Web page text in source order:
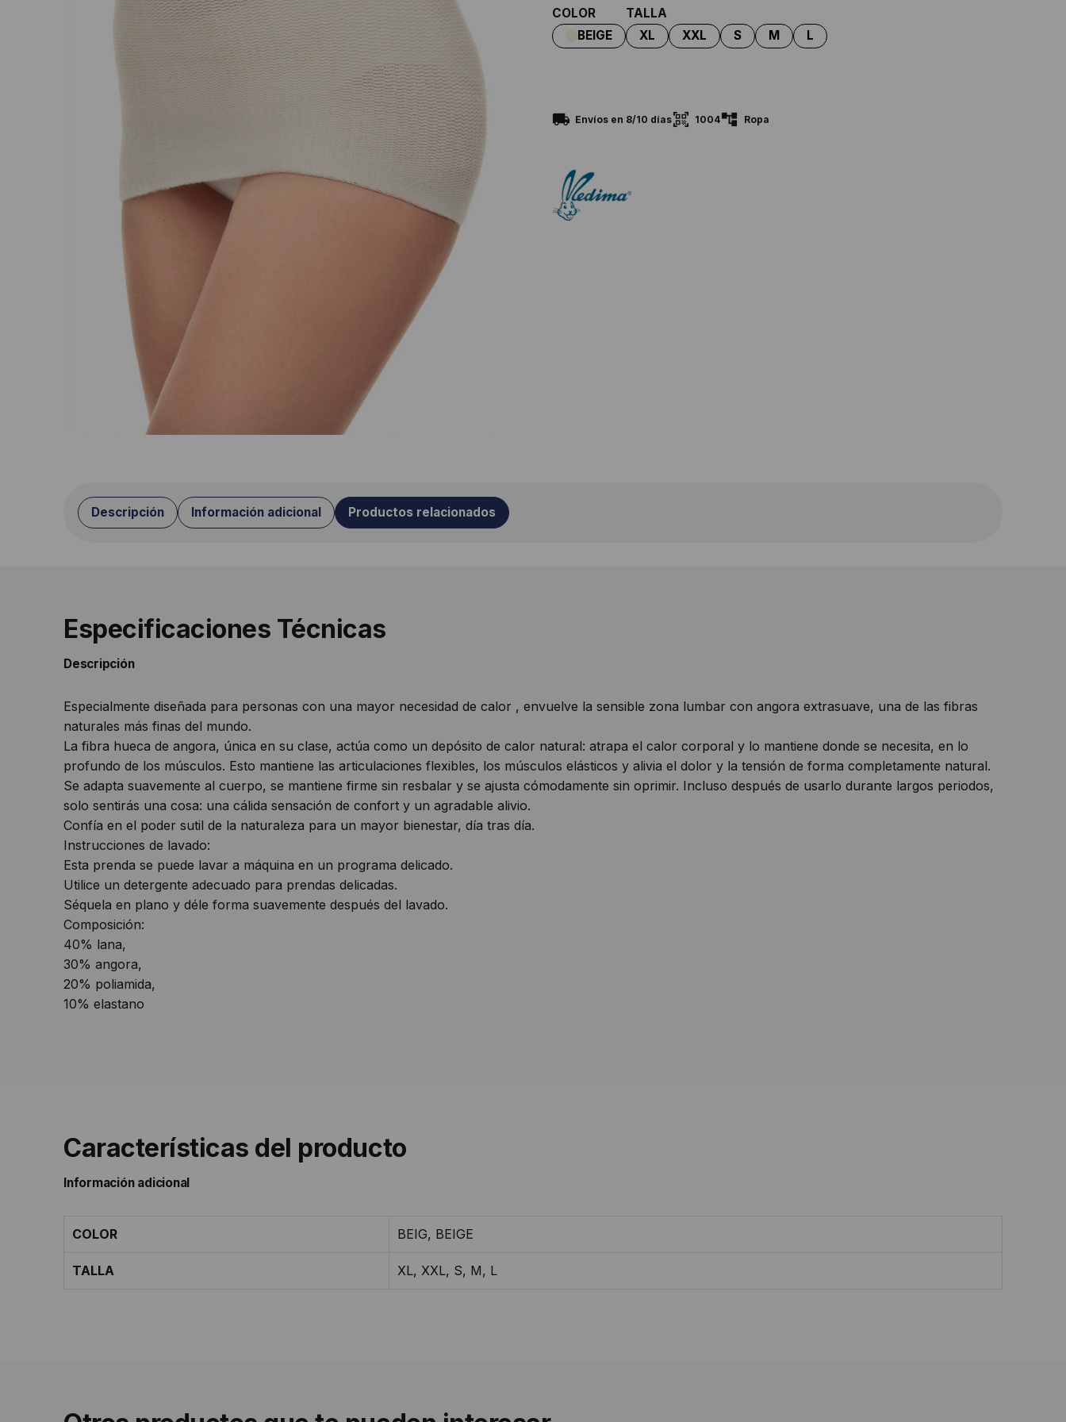
COLOR TALLA
Envíos en 8/10 días 1004 Ropa
Descripción Información adicional Productos relacionados
Especificaciones Técnicas
Descripción
Especialmente diseñada para personas con una mayor necesidad de calor , envuelve la sensible zona lumbar con angora extrasuave, una de las fibras
naturales más finas del mundo.
La fibra hueca de angora, única en su clase, actúa como un depósito de calor natural: atrapa el calor corporal y lo mantiene donde se necesita, en lo
profundo de los músculos. Esto mantiene las articulaciones flexibles, los músculos elásticos y alivia el dolor y la tensión de forma completamente natural.
Se adapta suavemente al cuerpo, se mantiene firme sin resbalar y se ajusta cómodamente sin oprimir. Incluso después de usarlo durante largos periodos,
solo sentirás una cosa: una cálida sensación de confort y un agradable alivio.
Confía en el poder sutil de la naturaleza para un mayor bienestar, día tras día.
Instrucciones de lavado:
Esta prenda se puede lavar a máquina en un programa delicado.
Utilice un detergente adecuado para prendas delicadas.
Séquela en plano y déle forma suavemente después del lavado.
Composición:
40% lana,
30% angora,
20% poliamida,
10% elastano
Características del producto
Información adicional
COLOR BEIG, BEIGE
TALLA XL, XXL, S, M, L